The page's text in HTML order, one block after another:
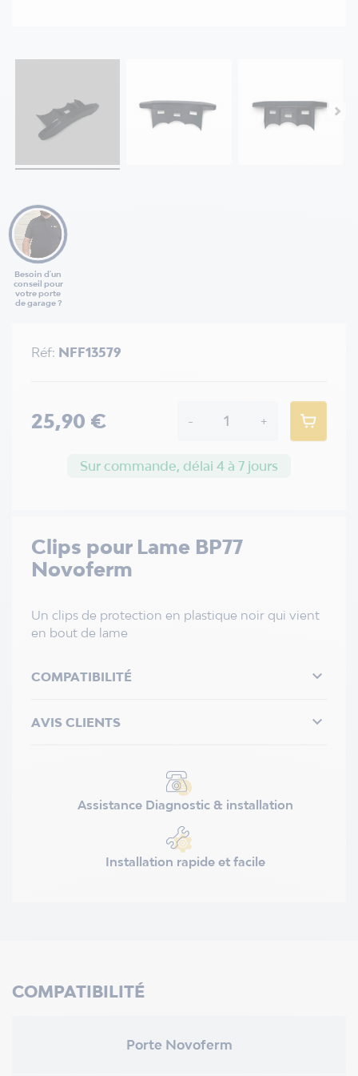
Besoin d'un
conseil pour
votre porte
de garage ?
Clips pour Lame BP77
Novoferm
Un clips de protection en plastique noir qui vient
en bout de lame
COMPATIBILITÉ 
AVIS CLIENTS 
Assistance Diagnostic & installation
Installation rapide et facile
Réf: NFF13579
25,90 € - +
Sur commande, délai 4 à 7 jours
COMPATIBILITÉ
Porte Novoferm